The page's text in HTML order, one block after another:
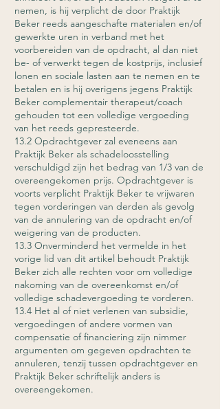
nemen, is hij verplicht de door Praktijk
Beker reeds aangeschafte materialen en/of
gewerkte uren in verband met het
voorbereiden van de opdracht, al dan niet
be- of verwerkt tegen de kostprijs, inclusief
lonen en sociale lasten aan te nemen en te
betalen en is hij overigens jegens Praktijk
Beker complementair therapeut/coach
gehouden tot een volledige vergoeding
van het reeds gepresteerde.
13.2 Opdrachtgever zal eveneens aan
Praktijk Beker als schadeloosstelling
verschuldigd zijn het bedrag van 1/3 van de
overeengekomen prijs. Opdrachtgever is
voorts verplicht Praktijk Beker te vrijwaren
tegen vorderingen van derden als gevolg
van de annulering van de opdracht en/of
weigering van de producten.
13.3 Onverminderd het vermelde in het
vorige lid van dit artikel behoudt Praktijk
Beker zich alle rechten voor om volledige
nakoming van de overeenkomst en/of
volledige schadevergoeding te vorderen.
13.4 Het al of niet verlenen van subsidie,
vergoedingen of andere vormen van
compensatie of financiering zijn nimmer
argumenten om gegeven opdrachten te
annuleren, tenzij tussen opdrachtgever en
Praktijk Beker schriftelijk anders is
overeengekomen.